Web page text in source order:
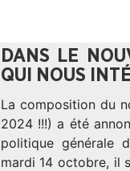
DANS LE
QUI NOUS
La composition du
2024 !!!) a été
politique générale
mardi 14 octobre, il